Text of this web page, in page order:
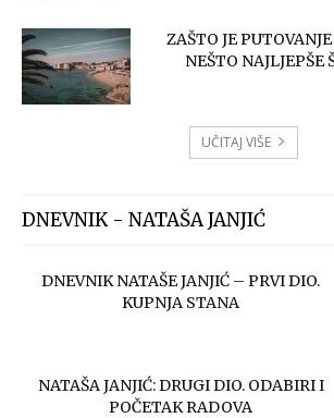
ZAŠTO JE
NEŠTO NAJLJEPŠE
UČITAJ VIŠE
DNEVNIK - NATAŠA JANJIĆ
DNEVNIK NATAŠE JANJIĆ – PRVI DIO.
KUPNJA STANA
NATAŠA JANJIĆ: DRUGI DIO. ODABIRI I
POČETAK RADOVA